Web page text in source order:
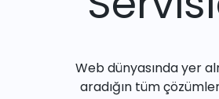
Web dünyasında yer
aradığın tüm